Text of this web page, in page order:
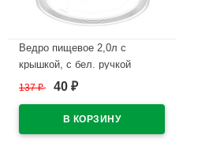
Ведро пищевое 2,0л с
крышкой, с бел. ручкой
круглое D=170мм цвет
137₽ 40 ₽